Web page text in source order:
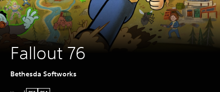
Fallout 76
Bethesda Softworks